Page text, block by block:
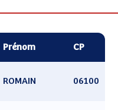
Prénom CP
ROMAIN 06100